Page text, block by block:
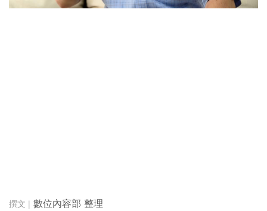
數位內容部 整理